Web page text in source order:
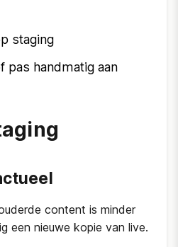
staging
pas handmatig aan
content is minder
een nieuwe kopie van live.